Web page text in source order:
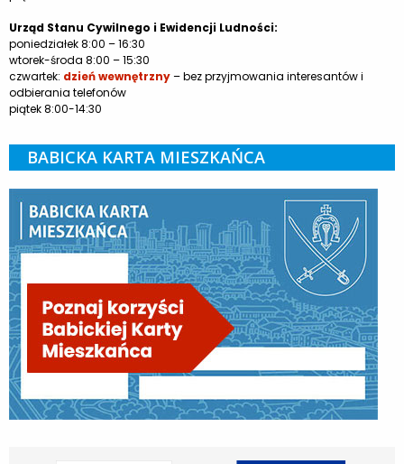
Urząd Stanu Cywilnego i Ewidencji Ludności:
poniedziałek 8:00 – 16:30
wtorek-środa 8:00 – 15:30
czwartek: dzień wewnętrzny– bez przyjmowania interesantów i
odbierania telefonów
piątek 8:00-14:30
BABICKA KARTA MIESZKAŃCA